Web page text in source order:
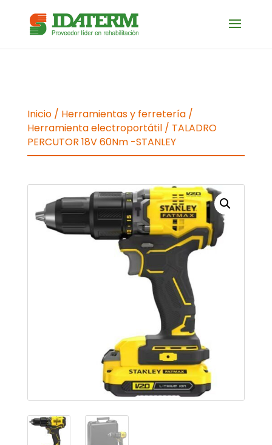
Inicio/ Herramientas y ferretería/
Herramienta electroportátil/ TALADRO
PERCUTOR 18V 60Nm -STANLEY